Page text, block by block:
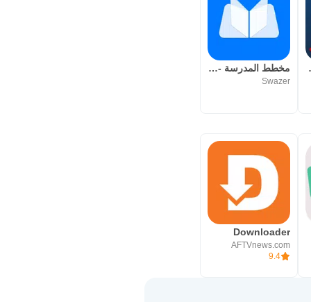
مخطط المدرسة - جدول الأسبوع
Swazer
Downloader
AFTVnews.com
9.4